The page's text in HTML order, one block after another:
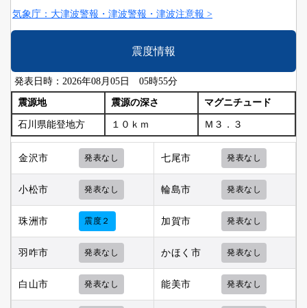
気象庁：大津波警報・津波警報・津波注意報 >
震度情報
発表日時：2026年08月05日 05時55分
震源地 震源の深さ マグニチュード
石川県能登地方 １０ｋｍ Ｍ３．３
金沢市 発表なし 七尾市 発表なし
小松市 発表なし 輪島市 発表なし
珠洲市 震度２ 加賀市 発表なし
羽咋市 発表なし かほく市 発表なし
白山市 発表なし 能美市 発表なし